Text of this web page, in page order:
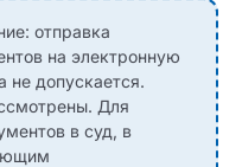
отправка
на электронную
не допускается.
Для
в суд, в